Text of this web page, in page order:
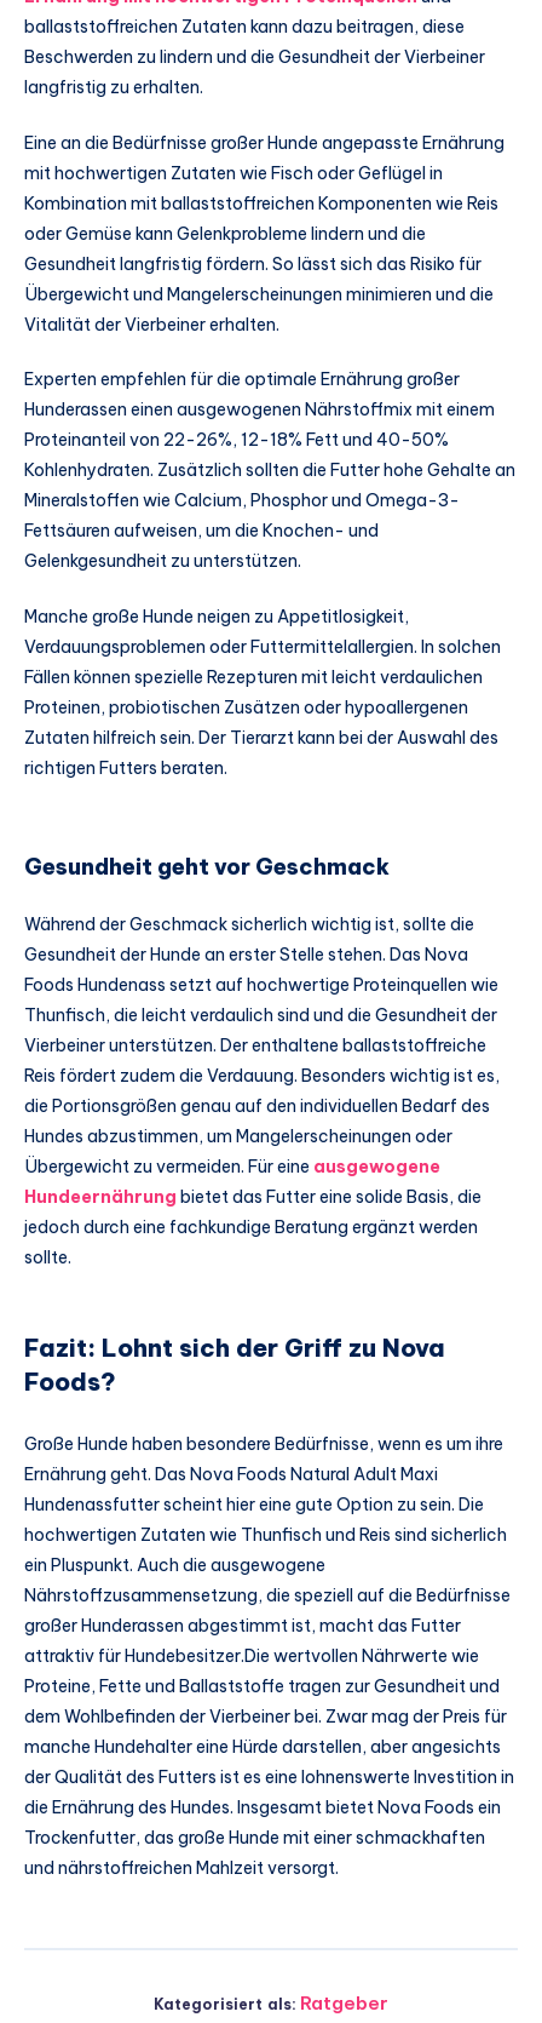
ballaststoffreichen Zutaten kann dazu beitragen, diese
Beschwerden zu lindern und die Gesundheit der Vierbeiner
langfristig zu erhalten.
Eine an die Bedürfnisse großer Hunde angepasste Ernährung
mit hochwertigen Zutaten wie Fisch oder Geflügel in
Kombination mit ballaststoffreichen Komponenten wie Reis
oder Gemüse kann Gelenkprobleme lindern und die
Gesundheit langfristig fördern. So lässt sich das Risiko für
Übergewicht und Mangelerscheinungen minimieren und die
Vitalität der Vierbeiner erhalten.
Experten empfehlen für die optimale Ernährung großer
Hunderassen einen ausgewogenen Nährstoffmix mit einem
Proteinanteil von 22-26%, 12-18% Fett und 40-50%
Kohlenhydraten. Zusätzlich sollten die Futter hohe Gehalte an
Mineralstoffen wie Calcium, Phosphor und Omega-3-
Fettsäuren aufweisen, um die Knochen- und
Gelenkgesundheit zu unterstützen.
Manche große Hunde neigen zu Appetitlosigkeit,
Verdauungsproblemen oder Futtermittelallergien. In solchen
Fällen können spezielle Rezepturen mit leicht verdaulichen
Proteinen, probiotischen Zusätzen oder hypoallergenen
Zutaten hilfreich sein. Der Tierarzt kann bei der Auswahl des
richtigen Futters beraten.
Gesundheit geht vor Geschmack
Während der Geschmack sicherlich wichtig ist, sollte die
Gesundheit der Hunde an erster Stelle stehen. Das Nova
Foods Hundenass setzt auf hochwertige Proteinquellen wie
Thunfisch, die leicht verdaulich sind und die Gesundheit der
Vierbeiner unterstützen. Der enthaltene ballaststoffreiche
Reis fördert zudem die Verdauung. Besonders wichtig ist es,
die Portionsgrößen genau auf den individuellen Bedarf des
Hundes abzustimmen, um Mangelerscheinungen oder
Übergewicht zu vermeiden. Für eine ausgewogene
Hundeernährung bietet das Futter eine solide Basis, die
jedoch durch eine fachkundige Beratung ergänzt werden
sollte.
Fazit: Lohnt sich der Griff zu Nova
Foods?
Große Hunde haben besondere Bedürfnisse, wenn es um ihre
Ernährung geht. Das Nova Foods Natural Adult Maxi
Hundenassfutter scheint hier eine gute Option zu sein. Die
hochwertigen Zutaten wie Thunfisch und Reis sind sicherlich
ein Pluspunkt. Auch die ausgewogene
Nährstoffzusammensetzung, die speziell auf die Bedürfnisse
großer Hunderassen abgestimmt ist, macht das Futter
attraktiv für Hundebesitzer.Die wertvollen Nährwerte wie
Proteine, Fette und Ballaststoffe tragen zur Gesundheit und
dem Wohlbefinden der Vierbeiner bei. Zwar mag der Preis für
manche Hundehalter eine Hürde darstellen, aber angesichts
der Qualität des Futters ist es eine lohnenswerte Investition in
die Ernährung des Hundes. Insgesamt bietet Nova Foods ein
Trockenfutter, das große Hunde mit einer schmackhaften
und nährstoffreichen Mahlzeit versorgt.
Kategorisiert als: Ratgeber